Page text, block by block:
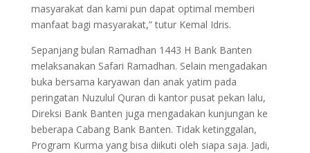
masyarakat dan kami pun dapat optimal memberi
manfaat bagi masyarakat,” tutur Kemal Idris.
Sepanjang bulan Ramadhan 1443 H Bank Banten
melaksanakan Safari Ramadhan. Selain mengadakan
buka bersama karyawan dan anak yatim pada
peringatan Nuzulul Quran di kantor pusat pekan lalu,
Direksi Bank Banten juga mengadakan kunjungan ke
beberapa Cabang Bank Banten. Tidak ketinggalan,
Program Kurma yang bisa diikuti oleh siapa saja. Jadi,